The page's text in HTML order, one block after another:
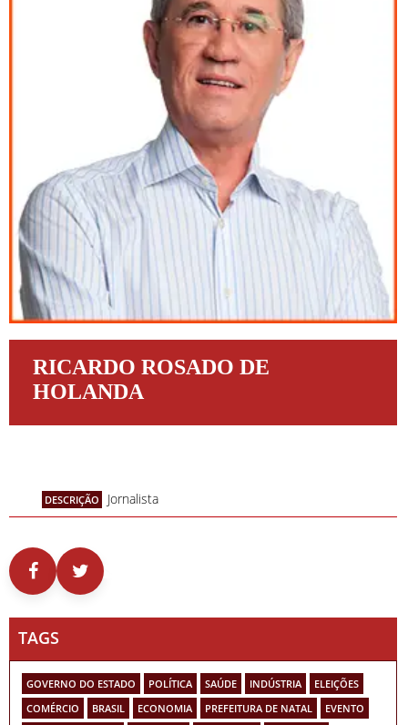
RICARDO ROSADO DE
HOLANDA
DESCRIÇÃO Jornalista
TAGS
GOVERNO DO ESTADO POLÍTICA SAÚDE INDÚSTRIA
ELEIÇÕES
COMÉRCIO
BRASIL ECONOMIA PREFEITURA DE NATAL
EVENTO